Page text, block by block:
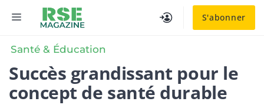
S'abonner
MENU
Santé & Éducation
Succès grandissant pour le
concept de santé durable